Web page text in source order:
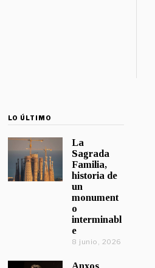
LO ÚLTIMO
La
Sagrada
Familia,
historia de
un
monument
o
interminabl
e
8 junio, 2026